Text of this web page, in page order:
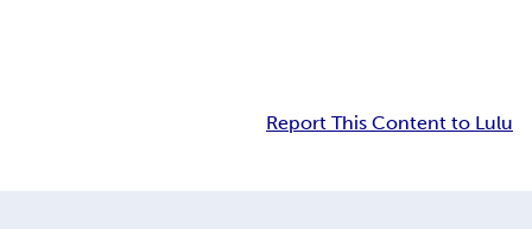
Report This Content to Lulu